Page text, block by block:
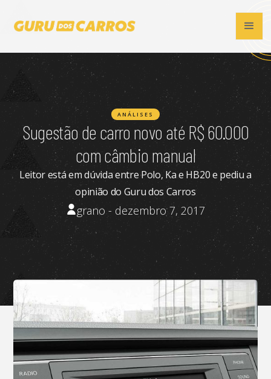
ANÁLISES
Sugestão de carro novo até R$ 60.000
com câmbio manual
Leitor está em dúvida entre Polo, Ka e HB20 e pediu a
opinião do Guru dos Carros
grano - dezembro 7, 2017